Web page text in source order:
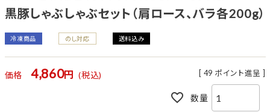
黒豚しゃぶしゃぶセット（肩ロース、バラ各200g）
冷凍商品 のし対応 送料込み
価格 4,860 税込 [ 49 ポイント進呈 ]